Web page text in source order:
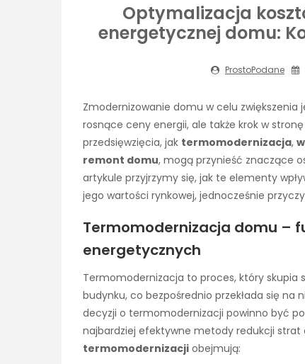
Optymalizacja
energetycznej domu:
ProstoPodane
Zmodernizowanie domu w celu
rosnące ceny energii, ale także krok w
przedsięwzięcia, jak termomodernizacja,
remont domu, mogą przynieść znaczące
artykule przyjrzymy się, jak te elementy
jego wartości rynkowej, jednocześnie
Termomodernizacja domu –
energetycznych
Termomodernizacja to proces, który
budynku, co bezpośrednio przekłada się na
decyzji o termomodernizacji powinno być
najbardziej efektywne metody redukcji strat
termomodernizacji obejmują: